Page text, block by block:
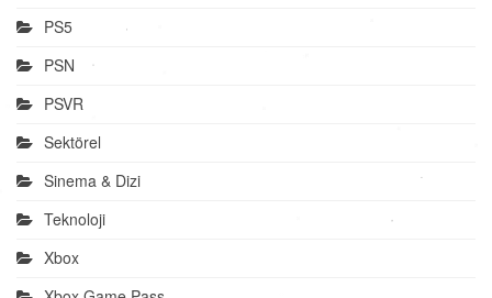
PS5
PSN
PSVR
Sektörel
Sinema & Dizi
Teknoloji
Xbox